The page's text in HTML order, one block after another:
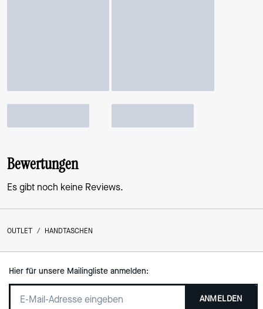
Bewertungen
Es gibt noch keine Reviews.
OUTLET / HANDTASCHEN
Hier für unsere Mailingliste anmelden:
ANMELDEN